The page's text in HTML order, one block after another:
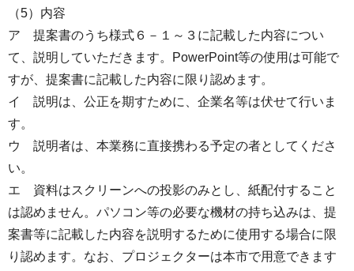
（5）内容
ア 提案書のうち様式６－１～３に記載した内容につい
て、説明していただきます。PowerPoint等の使用は可能で
すが、提案書に記載した内容に限り認めます。
イ 説明は、公正を期すために、企業名等は伏せて行いま
す。
ウ 説明者は、本業務に直接携わる予定の者としてくださ
い。
エ 資料はスクリーンへの投影のみとし、紙配付すること
は認めません。パソコン等の必要な機材の持ち込みは、提
案書等に記載した内容を説明するために使用する場合に限
り認めます。なお、プロジェクターは本市で用意できます